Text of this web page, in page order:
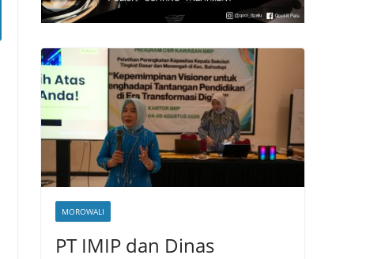
MOROWALI
PT IMIP dan Dinas